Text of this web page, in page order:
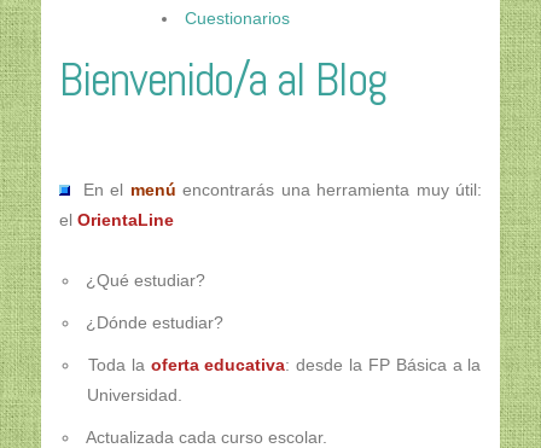
Cuestionarios
Bienvenido/a al Blog
En el menúencontrarás una herramienta muy útil:
el OrientaLine
¿Qué estudiar?
¿Dónde estudiar?
Toda la oferta educativa: desde la FP Básica a la
Universidad.
Actualizada cada curso escolar.